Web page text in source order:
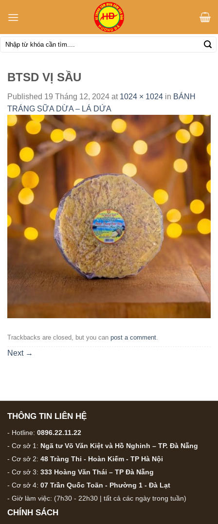
Tìm
kiếm:
BTSD VỊ SẦU
Published 19 Tháng 12, 2024 at 1024 × 1024 in BÁNH
TRÁNG SỮA DỪA – LÁ DỨA
Trackbacks are closed, but you can post a comment.
Next →
THÔNG TIN LIÊN HỆ
- Hotline: 0896.22.11.22
- Cơ sở 1: Ngã tư Võ Văn Kiệt và Hồ Nghinh – TP. Đà Nẵng
- Cơ sở 2: 48 Tràng Thi - Hoàn Kiếm - TP Hà Nội
- Cơ sở 3: 333 Hoàng Văn Thái – TP Đà Nẵng
- Cơ sở 4: 07 Trần Quốc Toãn - Phường 1 - Đà Lạt
- Giờ làm việc: (7h30 - 22h30 | tất cả các ngày trong tuần)
CHÍNH SÁCH